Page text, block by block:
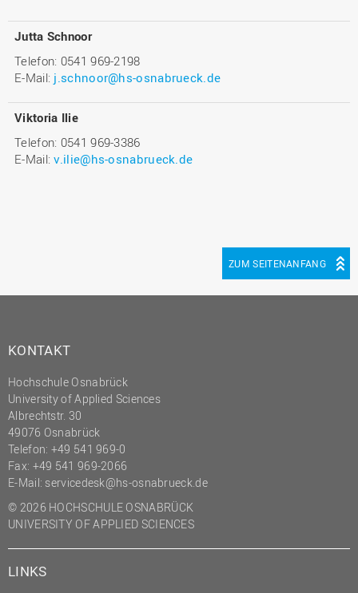
Jutta Schnoor
Telefon: 0541 969-2198
E-Mail: j.schnoor@hs-osnabrueck.de
Viktoria Ilie
Telefon: 0541 969-3386
E-Mail:v.ilie@hs-osnabrueck.de
ZUM SEITENANFANG
KONTAKT
Hochschule Osnabrück
University of Applied Sciences
Albrechtstr. 30
49076 Osnabrück
Telefon: +49 541 969-0
Fax: +49 541 969-2066
E-Mail: servicedesk@hs-osnabrueck.de
© 2026 HOCHSCHULE OSNABRÜCK
UNIVERSITY OF APPLIED SCIENCES
LINKS